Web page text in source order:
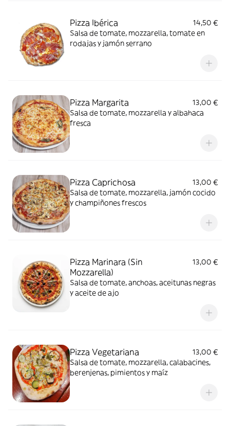
Pizza Ibérica
14,50 €
Salsa de tomate, mozzarella, tomate en
rodajas y jamón serrano
Pizza Margarita
13,00 €
Salsa de tomate, mozzarella y albahaca
fresca
Pizza Caprichosa
13,00 €
Salsa de tomate, mozzarella, jamón cocido
y champiñones frescos
Pizza Marinara (Sin
Mozzarella)
13,00 €
Salsa de tomate, anchoas, aceitunas negras
y aceite de ajo
Pizza Vegetariana
13,00 €
Salsa de tomate, mozzarella, calabacines,
berenjenas, pimientos y maíz